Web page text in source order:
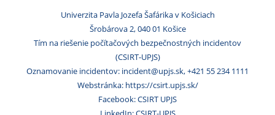
Univerzita Pavla Jozefa Šafárika v Košiciach
Šrobárova 2, 040 01 Košice
Tím na riešenie počítačových bezpečnostných incidentov
(CSIRT-UPJS)
Oznamovanie incidentov: incident@upjs.sk, +421 55 234 1111
Webstránka: https://csirt.upjs.sk/
Facebook: CSIRT UPJS